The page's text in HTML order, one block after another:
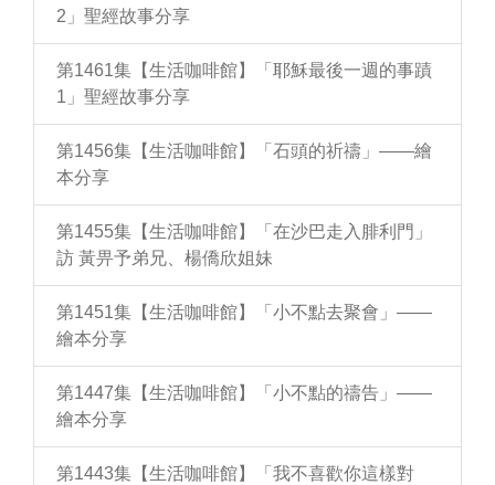
2」聖經故事分享
第1461集【生活咖啡館】「耶穌最後一週的事蹟
1」聖經故事分享
第1456集【生活咖啡館】「石頭的祈禱」——繪
本分享
第1455集【生活咖啡館】「在沙巴走入腓利門」
訪 黃畀予弟兄、楊僑欣姐妹
第1451集【生活咖啡館】「小不點去聚會」——
繪本分享
第1447集【生活咖啡館】「小不點的禱告」——
繪本分享
第1443集【生活咖啡館】「我不喜歡你這樣對